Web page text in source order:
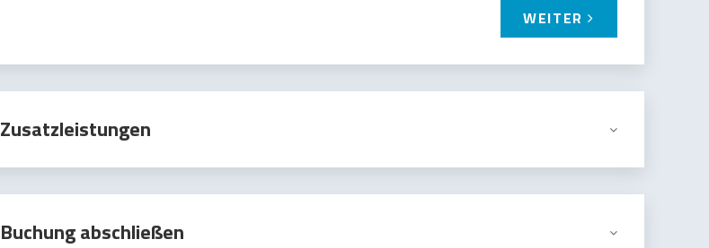
WEITER
Zusatzleistungen
Buchung abschließen